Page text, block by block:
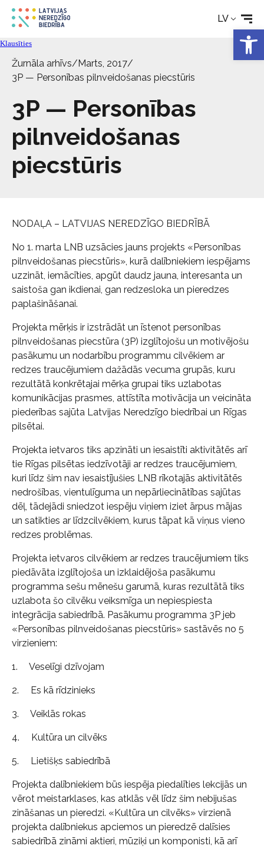
LV
Tehniskie palīglīdzekļi
Aktualitātes
Par biedrību
Kontakti
Klausīties
Žurnāla arhīvs/Marts, 2017/
3P — Personības pilnveidošanas piecstūris
3P — Personības
pilnveidošanas
piecstūris
NODAĻA – LATVIJAS NEREDZĪGO BIEDRĪBĀ
No 1. marta LNB uzsācies jauns projekts «Personības
pilnveidošanas piecstūris», kurā dalībniekiem iespējams
uzzināt, iemācīties, apgūt daudz jauna, interesanta un
saistoša gan ikdienai, gan redzesloka un pieredzes
paplašināšanai.
Projekta mērķis ir izstrādāt un īstenot personības
pilnveidošanas piecstūra (3P) izglītojošu un motivējošu
pasākumu un nodarbību programmu cilvēkiem ar
redzes traucējumiem dažādās vecuma grupās, kuru
rezultātā konkrētajai mērķa grupai tiks uzlabotas
komunikācijas prasmes, attīstīta motivācija un veicināta
piederības sajūta Latvijas Neredzīgo biedrībai un Rīgas
pilsētai.
Projekta ietvaros tiks apzināti un iesaistīti aktivitātēs arī
tie Rīgas pilsētas iedzīvotāji ar redzes traucējumiem,
kuri līdz šim nav iesaistījušies LNB rīkotajās aktivitātēs
nedrošības, vientulīguma un nepārliecinātības sajūtas
dēļ, tādejādi sniedzot iespēju viņiem iziet ārpus mājas
un satikties ar līdzcilvēkiem, kurus tāpat kā viņus vieno
redzes problēmas.
Projekta ietvaros cilvēkiem ar redzes traucējumiem tiks
piedāvāta izglītojoša un izklaidējoša pasākumu
programma sešu mēnešu garumā, kuras rezultātā tiks
uzlabota šo cilvēku veiksmīga un nepiespiesta
integrācija sabiedrībā. Pasākumu programma 3P jeb
«Personības pilnveidošanas piecstūris» sastāvēs no 5
virzieniem:
1. Veselīgi dzīvojam
2. Es kā rīdzinieks
3. Veiklās rokas
4. Kultūra un cilvēks
5. Lietišķs sabiedrībā
Projekta dalībniekiem būs iespēja piedalīties lekcijās un
vērot meistarklases, kas atklās vēl līdz šim nebijušas
zināšanas un pieredzi. «Kultūra un cilvēks» virzienā
projekta dalībniekus apciemos un pieredzē dalīsies
sabiedrībā zināmi aktieri, mūziķi un komponisti, kā arī